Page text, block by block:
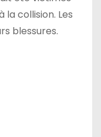
la collision. Les
blessures.